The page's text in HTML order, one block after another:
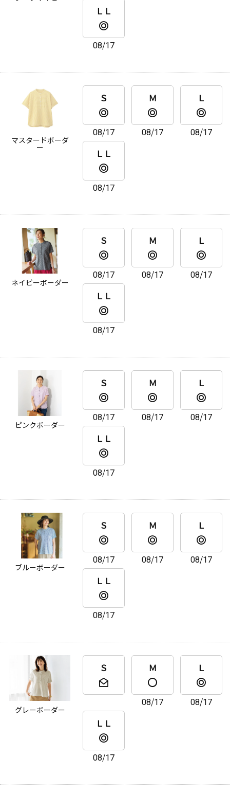
ＬＬ
08/17
マスタードボーダ
ー
Ｓ
08/17
Ｍ
08/17
Ｌ
08/17
ＬＬ
08/17
ネイビーボーダー
Ｓ
08/17
Ｍ
08/17
Ｌ
08/17
ＬＬ
08/17
ピンクボーダー
Ｓ
08/17
Ｍ
08/17
Ｌ
08/17
ＬＬ
08/17
ブルーボーダー
Ｓ
08/17
Ｍ
08/17
Ｌ
08/17
ＬＬ
08/17
グレーボーダー
Ｓ Ｍ
08/17
Ｌ
08/17
ＬＬ
08/17